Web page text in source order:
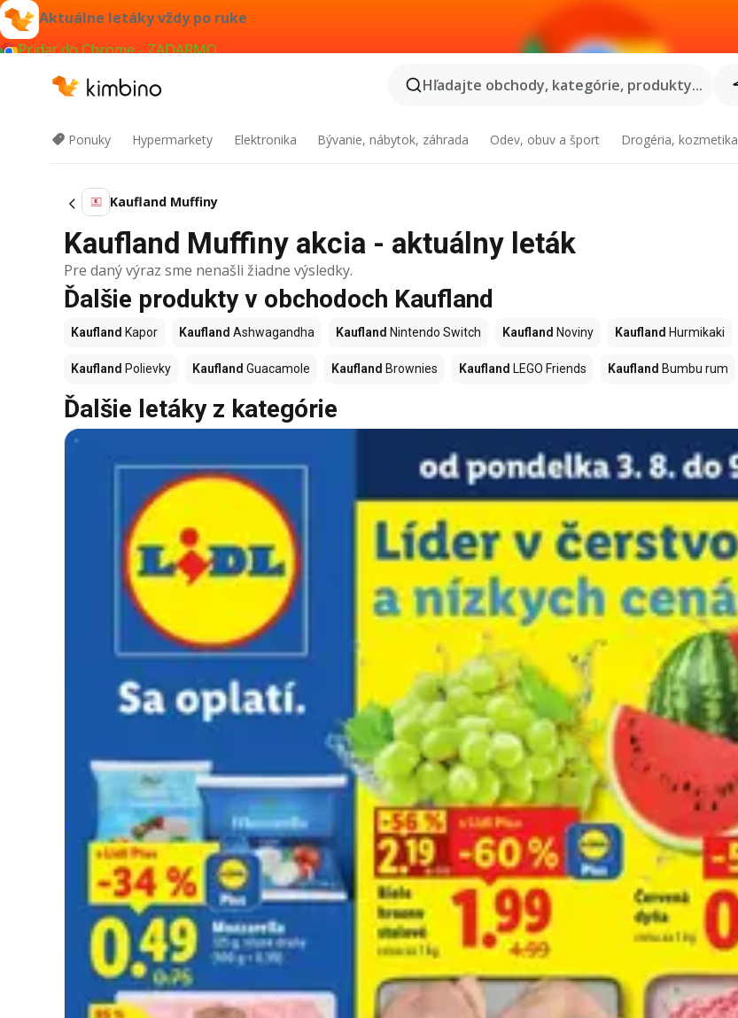
Aktuálne letáky vždy po ruke
Pridať do Chrome - ZADARMO
Hľadajte obchody, kategórie, produkty...
Ponuky Hypermarkety Elektronika Bývanie, nábytok, záhrada Odev, obuv a šport Drogéria, kozmetika
Kaufland Muffiny
Kaufland Muffiny akcia - aktuálny leták
Pre daný výraz sme nenašli žiadne výsledky.
Ďalšie produkty v obchodoch Kaufland
Kaufland Kapor Kaufland Ashwagandha Kaufland Nintendo Switch Kaufland Noviny Kaufland Hurmikaki
Kaufland Polievky Kaufland Guacamole Kaufland Brownies Kaufland LEGO Friends Kaufland Bumbu rum
Ďalšie letáky z kategórie